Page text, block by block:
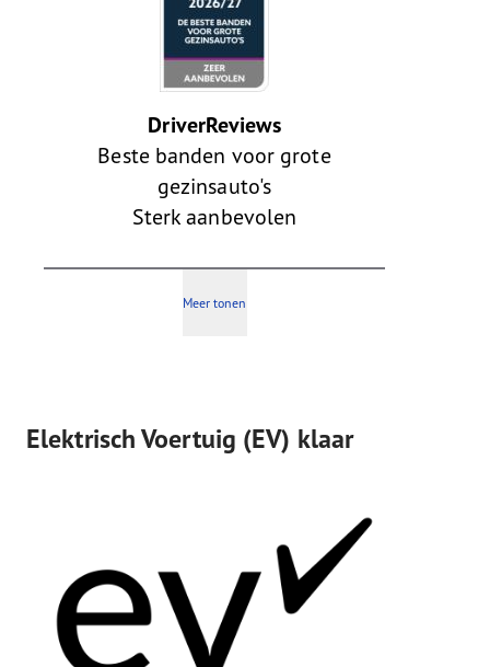
DriverReviews
Beste banden voor grote
gezinsauto's
Sterk aanbevolen
Meer tonen
Elektrisch Voertuig (EV) klaar